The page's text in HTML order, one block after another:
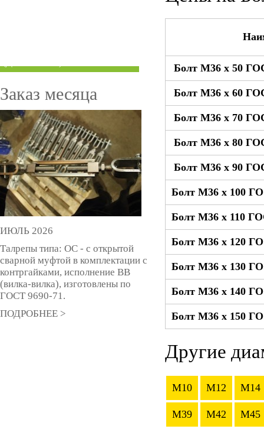
Болт М36 x 50
Болт М36 x 60
Болт М36 x 70
Болт М36 x 80
Болт М36 x 90
Болт М36 x 100
Болт М36 x 110
Болт М36 x 120
Болт М36 x 130
Болт М36 x 140
Болт М36 x 150
Другие
M10 M12 M14
M39 M42 M45
Заказ месяца
ИЮЛЬ 2026
Талрепы типа: ОС - с открытой
сварной муфтой в комплектации с
контргайками, исполнение ВВ
(вилка-вилка), изготовлены по
ГОСТ 9690-71.
ПОДРОБНЕЕ >